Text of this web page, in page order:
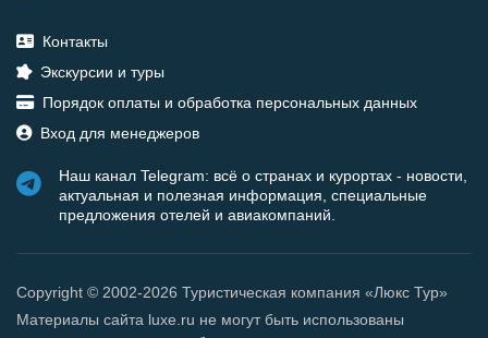
Контакты
Экскурсии и туры
Порядок оплаты и обработка персональных данных
Вход для менеджеров
Наш канал Telegram: всё о странах и курортах - новости,
актуальная и полезная информация, специальные
предложения отелей и авиакомпаний.
Copyright © 2002-2026 Туристическая компания «Люкс Тур»
Материалы сайта luxe.ru не могут быть использованы